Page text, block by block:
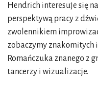
Hendrich interesuje się
perspektywą pracy z
zwolennikiem
zobaczymy znakomitych
Romańczuka znanego z
tancerzy i wizualizacje.